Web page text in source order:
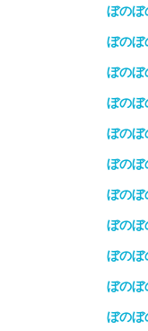
ぼのぼ
ぼのぼ
ぼの
ぼのぼ
ぼのぼ
ぼのぼ
ぼのぼ
ぼのぼ
ぼのぼ
ぼのぼ
ぼのぼ